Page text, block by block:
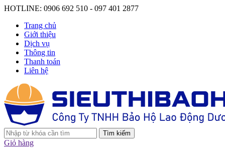
HOTLINE: 0906 692 510 - 097 401 2877
Trang chủ
Giới thiệu
Dịch vụ
Thông tin
Thanh toán
Liên hệ
Tìm kiếm
Giỏ hàng